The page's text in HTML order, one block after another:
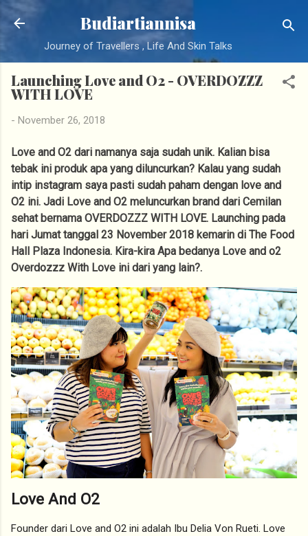
Langsung ke konten utama
Budiartiannisa
Journey of Travellers , Life And Skin Talks
Launching Love and O2 - OVERDOZZZ
WITH LOVE
- November 26, 2018
Love and O2 dari namanya saja sudah unik. Kalian bisa
tebak ini produk apa yang diluncurkan? Kalau yang sudah
intip instagram saya pasti sudah paham dengan love and
O2 ini. Jadi Love and O2 meluncurkan brand dari Cemilan
sehat bernama OVERDOZZZ WITH LOVE. Launching pada
hari Jumat tanggal 23 November 2018 kemarin di The Food
Hall Plaza Indonesia. Kira-kira Apa bedanya Love and o2
Overdozzz With Love ini dari yang lain?.
Love And O2
Founder dari Love and O2 ini adalah Ibu Delia Von Rueti. Love